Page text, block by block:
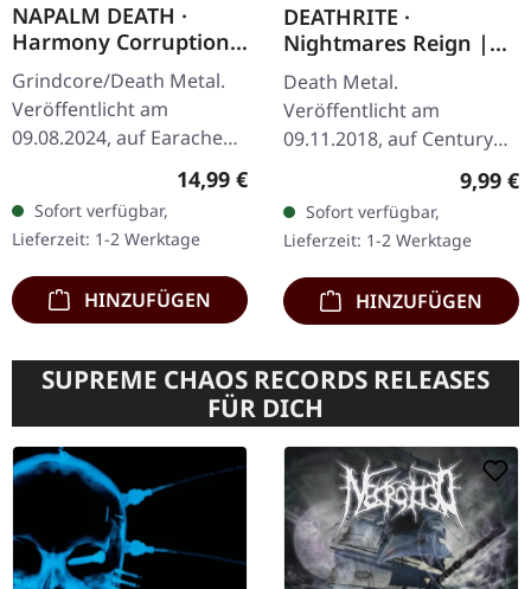
NAPALM DEATH ·
Harmony Corruption |
DIGIPAK CD
Grindcore/Death Metal.
Veröffentlicht am
09.08.2024, auf Earache
Records. CD im DigiPak.
"Harmony Corruption"
markiert eine…
Regulärer Preis:
14,99 €
Sofort verfügbar,
Lieferzeit: 1-2 Werktage
HINZUFÜGEN
DEATHRITE ·
Nightmares Reign |
DIGIPAK CD
Death Metal.
Veröffentlicht am
09.11.2018, auf Century
Media Records. CD im
Auflage. Deathrite liefern
mit "Nightmares Reign"…
9,99 €
Sofort verfügbar,
Lieferzeit: 1-2 Werktage
HINZUFÜGEN
SUPREME CHAOS RECORDS RELEASES
FÜR DICH